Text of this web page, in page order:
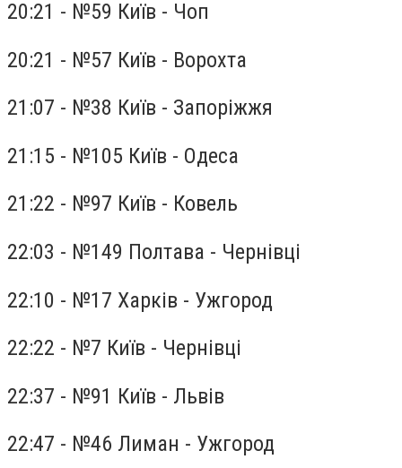
20:21 - №59 Київ - Чоп
20:21 - №57 Київ - Ворохта
21:07 - №38 Київ - Запоріжжя
21:15 - №105 Київ - Одеса
21:22 - №97 Київ - Ковель
22:03 - №149 Полтава - Чернівці
22:10 - №17 Харків - Ужгород
22:22 - №7 Київ - Чернівці
22:37 - №91 Київ - Львів
22:47 - №46 Лиман - Ужгород